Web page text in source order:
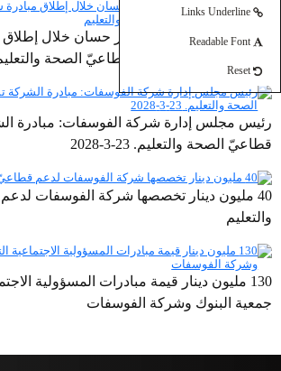
Links Underline
Readable Font
Reset
كلمة رئيس الوزراء د. جعفر حسان خلال
الفوسفات الأردنية لدعم قطاعيّ الصحة
رئيس مجلس إدارة شركة الفوسفات: مبادرة
قطاعيّ الصحة والتعليم. 23-3-2028
40 مليون دينار تخصصها شركة الفوسفات
والتعليم
130 مليون دينار قيمة مبادرات المسؤولية
جمعية البنوك وشركة الفوسفات